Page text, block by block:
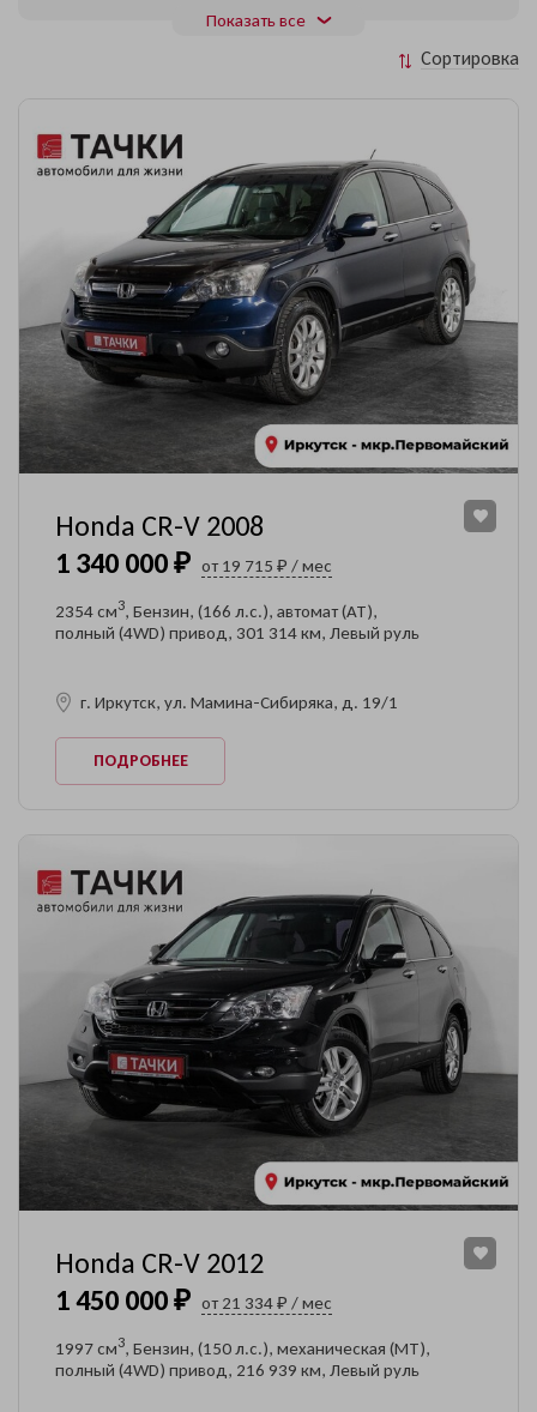
Показать все
Сортировка
1 340 000 ₽ от 19 715 ₽ / мес
Honda CR-V 2008
2354 см3, Бензин, (166 л.с.), автомат (AT),
полный (4WD) привод, 301 314 км, Левый руль
г. Иркутск, ул. Мамина-Сибиряка, д. 19/1
ПОДРОБНЕЕ
1 450 000 ₽ от 21 334 ₽ / мес
Honda CR-V 2012
1997 см3, Бензин, (150 л.с.), механическая (MT),
полный (4WD) привод, 216 939 км, Левый руль